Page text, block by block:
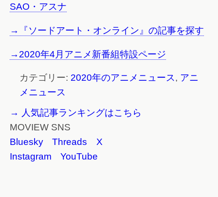
SAO・アスナ
→『ソードアート・オンライン』の記事を探す
→2020年4月アニメ新番組特設ページ
カテゴリー: 2020年のアニメニュース, アニ
メニュース
→ 人気記事ランキングはこちら
MOVIEW SNS
Bluesky
Threads
X
Instagram
YouTube